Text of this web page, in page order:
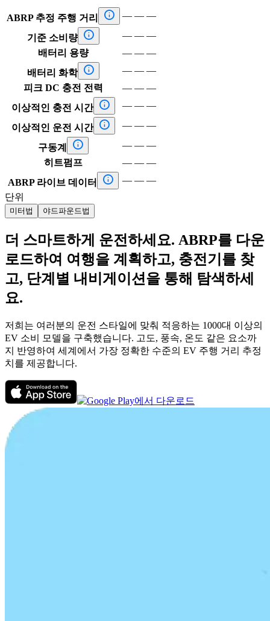
ABRP 추정 주행 거리  — — —
기준 소비량  — — —
배터리 용량
— — —
배터리 화학  — — —
피크 DC 충전 전력
— — —
이상적인 충전 시간  — — —
이상적인 운전 시간  — — —
구동계  — — —
히트펌프
— — —
ABRP 라이브 데이터
 — — —
단위
미터법 야드파운드법
더 스마트하게 운전하세요. ABRP를 다운
로드하여 여행을 계획하고, 충전기를 찾
고, 단계별 내비게이션을 통해 탐색하세
요.
저희는 여러분의 운전 스타일에 맞춰 적응하는 1000대 이상의
EV 소비 모델을 구축했습니다. 고도, 풍속, 온도 같은 요소까
지 반영하여 세계에서 가장 정확한 수준의 EV 주행 거리 추정
치를 제공합니다.